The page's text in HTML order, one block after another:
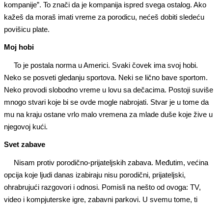
kompanije”. To znači da je kompanija ispred svega ostalog. Ako
kažeš da moraš imati vreme za porodicu, nećeš dobiti sledeću
povišicu plate.
Moj hobi
To je postala norma u Americi. Svaki čovek ima svoj hobi.
Neko se posveti gledanju sportova. Neki se lično bave sportom.
Neko provodi slobodno vreme u lovu sa dečacima. Postoji suviše
mnogo stvari koje bi se ovde mogle nabrojati. Stvar je u tome da
mu na kraju ostane vrlo malo vremena za mlade duše koje žive u
njegovoj kući.
Svet zabave
Nisam protiv porodično-prijateljskih zabava. Međutim, većina
opcija koje ljudi danas izabiraju nisu porodični, prijateljski,
ohrabrujući razgovori i odnosi. Pomisli na nešto od ovoga: TV,
video i kompjuterske igre, zabavni parkovi. U svemu tome, ti